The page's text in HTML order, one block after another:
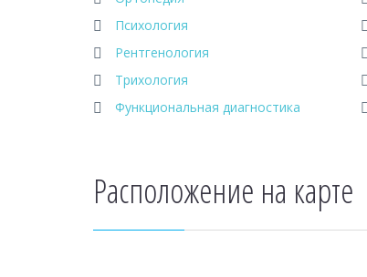
Психология
Рентгенология
Трихология
Функциональная диагностика
Расположение на карте